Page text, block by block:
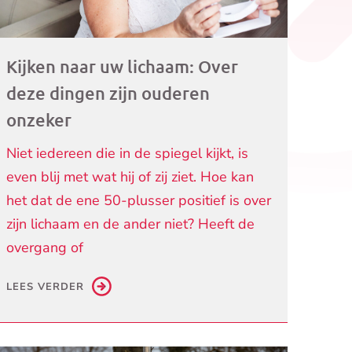
Kijken naar uw lichaam: Over
deze dingen zijn ouderen
onzeker
Niet iedereen die in de spiegel kijkt, is
even blij met wat hij of zij ziet. Hoe kan
het dat de ene 50-plusser positief is over
zijn lichaam en de ander niet? Heeft de
overgang of
LEES VERDER